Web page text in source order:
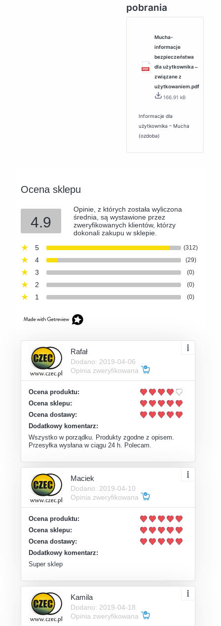
pobrania
Mucha-
informacje
bezpieczeństwa
dla użytkownika ‒
związane z
użytkowaniem.pdf
166.91 kB
Informacje dla
użytkownika – Mucha
(ozdoba)
Ocena sklepu
4.9
Opinie, z których została wyliczona
średnia, są wystawione przez
zweryfikowanych klientów, którzy
dokonali zakupu w sklepie.
5
(312)
4 (29)
3 (0)
2 (0)
1 (0)
Rafał
Dodano: 2019-04-06
Opinia zweryfikowana
Ocena produktu:
Ocena sklepu:
Ocena dostawy:
Dodatkowy komentarz:
Wszystko w porządku. Produkty zgodne z opisem.
Przesyłka wysłana w ciągu 24 h. Polecam.
Maciek
Dodano: 2019-04-10
Opinia zweryfikowana
Ocena produktu:
Ocena sklepu:
Ocena dostawy:
Dodatkowy komentarz:
Super sklep
Kamila
Dodano: 2019-04-18
Opinia zweryfikowana